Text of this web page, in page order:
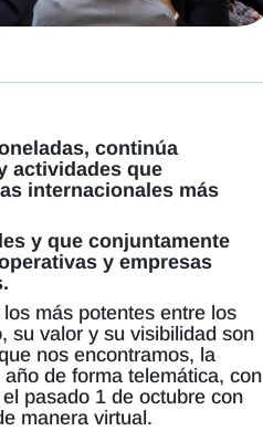
continúa
actividades que
internacionales más
y que conjuntamente
y empresas
más potentes entre los
su valor y su visibilidad son
nos encontramos, la
de forma telemática, con
pasado 1 de octubre con
manera virtual.